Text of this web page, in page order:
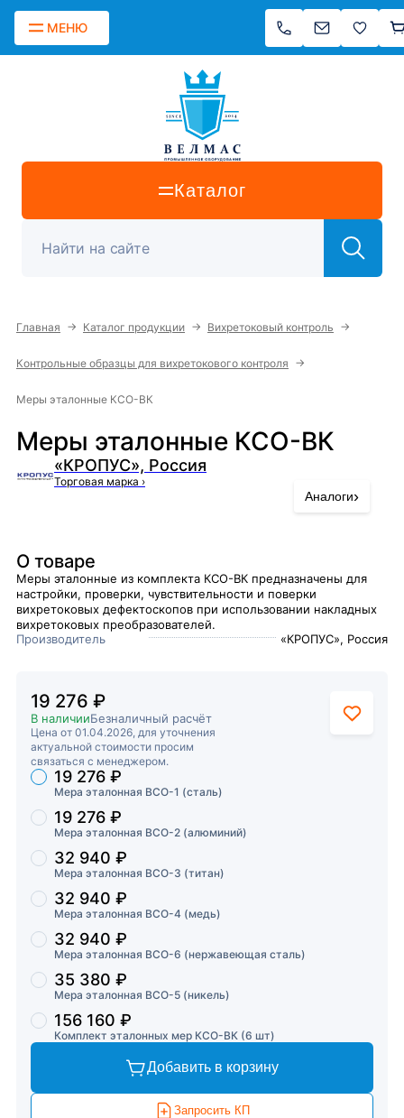
МЕНЮ
Каталог
Главная → Каталог продукции → Вихретоковый контроль →
Контрольные образцы для вихретокового контроля →
Меры эталонные КСО-ВК
Меры эталонные КСО-ВК
«КРОПУС», Россия
Торговая марка ›
Аналоги›
О товаре
Меры эталонные из комплекта КСО-ВК предназначены для
настройки, проверки, чувствительности и поверки
вихретоковых дефектоскопов при использовании накладных
вихретоковых преобразователей.
Производитель
«КРОПУС», Россия
19 276 ₽
В наличииБезналичный расчёт
Цена от 01.04.2026, для уточнения
актуальной стоимости просим
связаться с менеджером.
Торговые предложения
Мера эталонная ВСО-1 (сталь)
19 276 ₽
Мера эталонная ВСО-2 (алюминий)
19 276 ₽
Мера эталонная ВСО-3 (титан)
32 940 ₽
Мера эталонная ВСО-4 (медь)
32 940 ₽
Мера эталонная ВСО-6 (нержавеющая сталь)
32 940 ₽
Мера эталонная ВСО-5 (никель)
35 380 ₽
Комплект эталонных мер КСО-ВК (6 шт)
156 160 ₽
Добавить в корзину
Запросить КП